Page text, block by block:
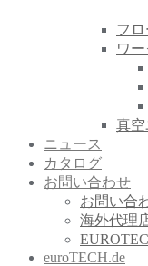
フ
ワ
真空
ニュース
カタログ
お問い合わせ
お問い合
海外代理
euroTECH.de